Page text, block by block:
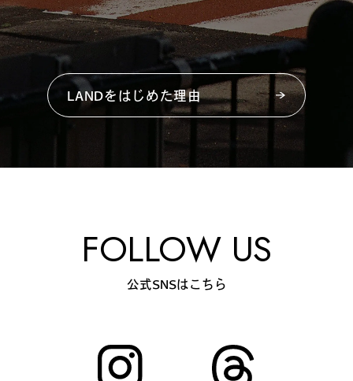
LANDをはじめた理由
FOLLOW US
公式SNSはこちら